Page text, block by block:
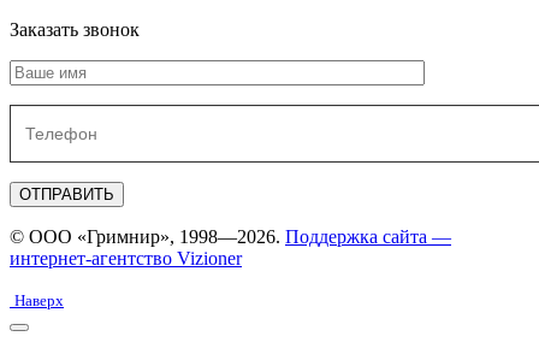
Заказать звонок
© ООО «Гримнир», 1998—2026. Поддержка сайта —
интернет-агентство Vizioner
Наверх